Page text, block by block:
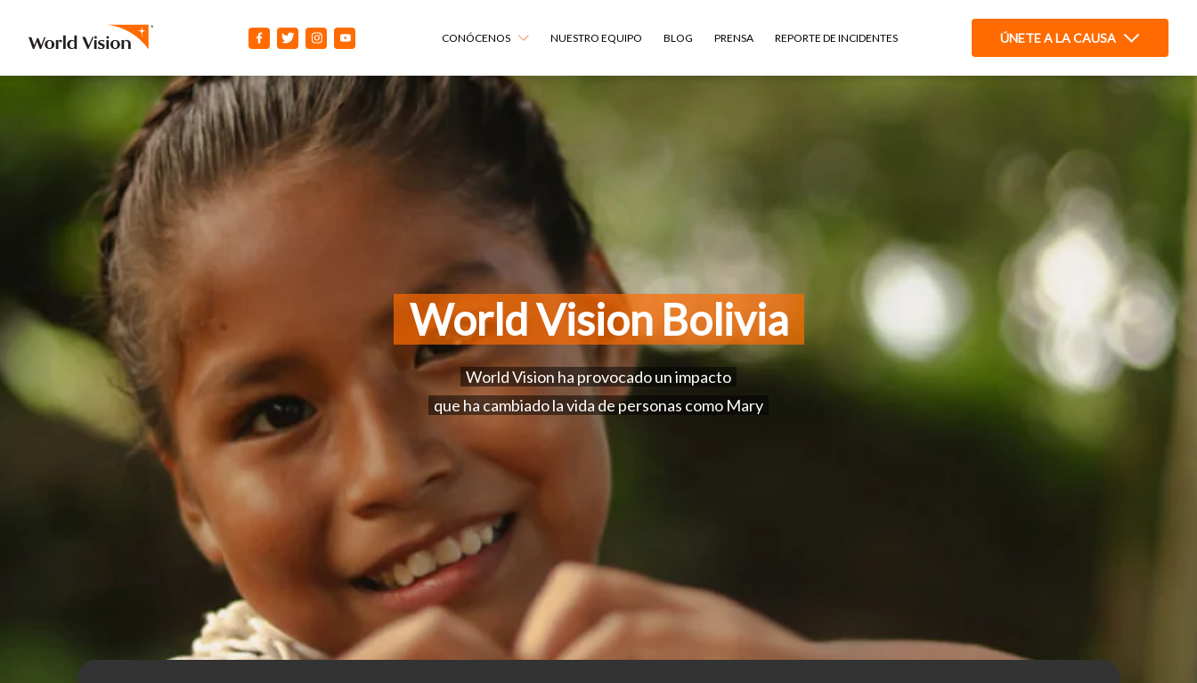
CONÓCENOS NUESTRO EQUIPO BLOG PRENSA REPORTE DE INCIDENTES ÚNETE A LA CAUSA
World Vision Bolivia
World Vision ha provocado un impacto
que ha cambiado la vida de personas como Mary